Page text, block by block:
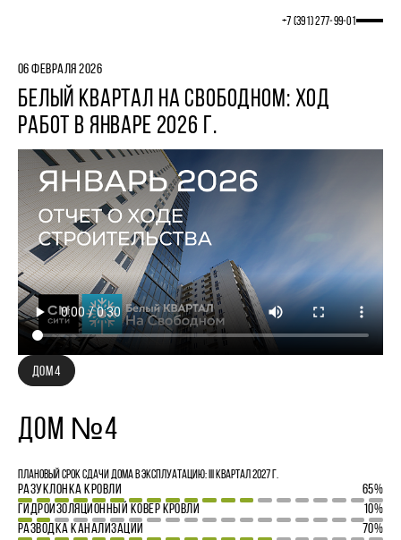
+7 (391) 277‒99‒01
06 ФЕВРАЛЯ 2026
БЕЛЫЙ КВАРТАЛ НА СВОБОДНОМ: ХОД
РАБОТ В ЯНВАРЕ 2026 Г.
ДОМ 4
ДОМ №4
Плановый срок сдачи дома в эксплуатацию: III квартал 2027 г.
РАЗУКЛОНКА КРОВЛИ
65%
ГИДРОИЗОЛЯЦИОННЫЙ КОВЕР КРОВЛИ
10%
РАЗВОДКА КАНАЛИЗАЦИИ
70%